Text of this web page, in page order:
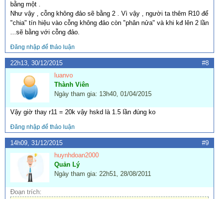
bằng một .
Như vậy , cỗng không đảo sẽ bằng 2 . Vì vậy , người ta thêm R10 để
"chia" tín hiệu vào cỗng không đảo còn "phân nửa" và khi kđ lên 2 lần
...sẽ bằng với cỗng đảo.
Đăng nhập để thảo luận
22h13, 30/12/2015
#8
luanvo
Thành Viên
Ngày tham gia: 13h40, 01/04/2015
Vậy giờ thay r11 = 20k vậy hskd là 1.5 lần đúng ko
Đăng nhập để thảo luận
14h09, 31/12/2015
#9
huynhdoan2000
Quản Lý
Ngày tham gia: 22h51, 28/08/2011
Đoạn trích: